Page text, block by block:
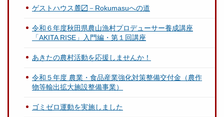
ゲストハウス麓〼－Rokumasuへの道
令和６年度秋田県農山漁村プロデューサー養成講座
「AKITA RISE」入門編・第１回講座
あきたの農村活動を応援しませんか！
令和５年度 農業・食品産業強化対策整備交付金（農作
物等輸出拡大施設整備事業）
ゴミゼロ運動を実施しました